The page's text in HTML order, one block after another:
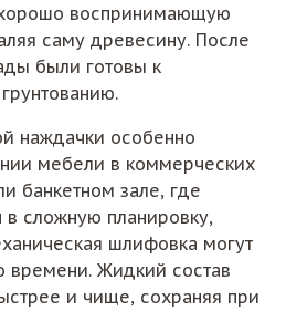
хорошо воспринимающую
саму древесину. После
были готовы к
наждачки особенно
мебели в коммерческих
банкетном зале, где
в сложную планировку,
шлифовка могут
времени. Жидкий состав
и чище, сохраняя при